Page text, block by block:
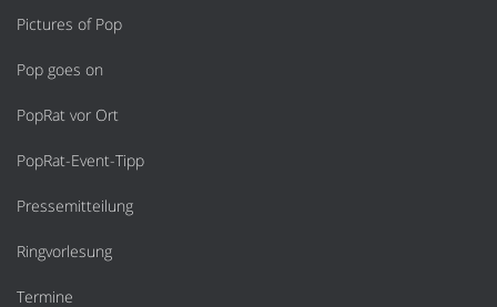
Pictures of Pop
Pop goes on
PopRat vor Ort
PopRat-Event-Tipp
Pressemitteilung
Ringvorlesung
Termine